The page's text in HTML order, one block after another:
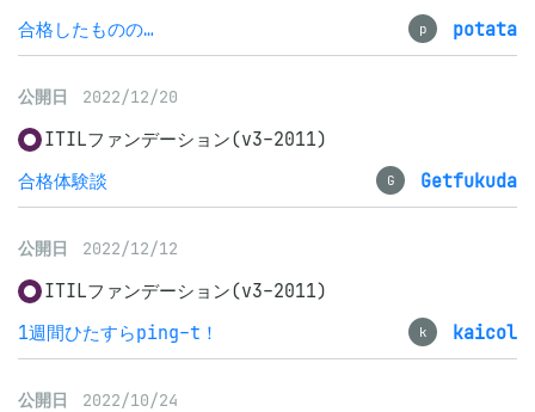
合格したものの…
p potata
公開日 2022/12/20
ITILファンデーション(v3-2011)
合格体験談
G Getfukuda
公開日 2022/12/12
ITILファンデーション(v3-2011)
1週間ひたすらping-t！
k kaicol
公開日 2022/10/24